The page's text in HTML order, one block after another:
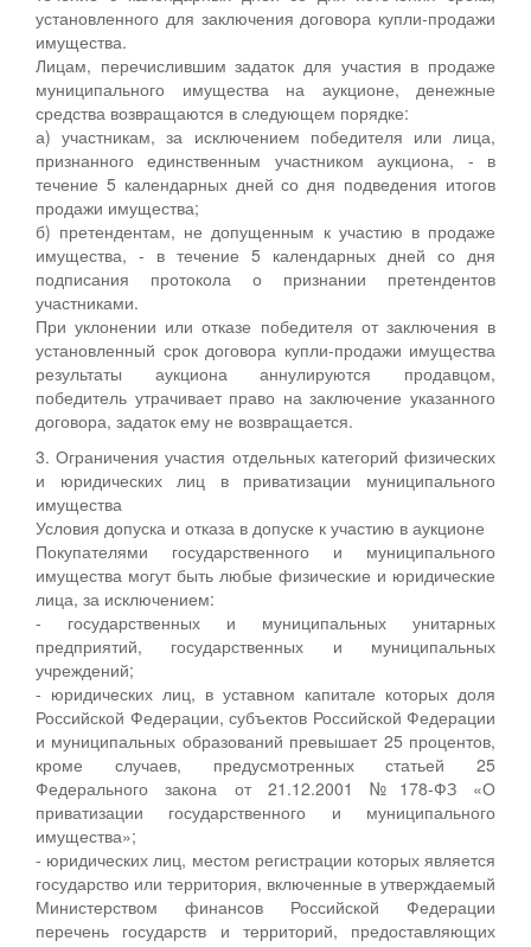
установленного для заключения договора купли-продажи
имущества.
Лицам, перечислившим задаток для участия в продаже
муниципального имущества на аукционе, денежные
средства возвращаются в следующем порядке:
а) участникам, за исключением победителя или лица,
признанного единственным участником аукциона, - в
течение 5 календарных дней со дня подведения итогов
продажи имущества;
б) претендентам, не допущенным к участию в продаже
имущества, - в течение 5 календарных дней со дня
подписания протокола о признании претендентов
участниками.
При уклонении или отказе победителя от заключения в
установленный срок договора купли-продажи имущества
результаты аукциона аннулируются продавцом,
победитель утрачивает право на заключение указанного
договора, задаток ему не возвращается.
3. Ограничения участия отдельных категорий физических
и юридических лиц в приватизации муниципального
имущества
Условия допуска и отказа в допуске к участию в аукционе
Покупателями государственного и муниципального
имущества могут быть любые физические и юридические
лица, за исключением:
- государственных и муниципальных унитарных
предприятий, государственных и муниципальных
учреждений;
- юридических лиц, в уставном капитале которых доля
Российской Федерации, субъектов Российской Федерации
и муниципальных образований превышает 25 процентов,
кроме случаев, предусмотренных статьей 25
Федерального закона от 21.12.2001 №178-ФЗ «О
приватизации государственного и муниципального
имущества»;
- юридических лиц, местом регистрации которых является
государство или территория, включенные в утверждаемый
Министерством финансов Российской Федерации
перечень государств и территорий, предоставляющих